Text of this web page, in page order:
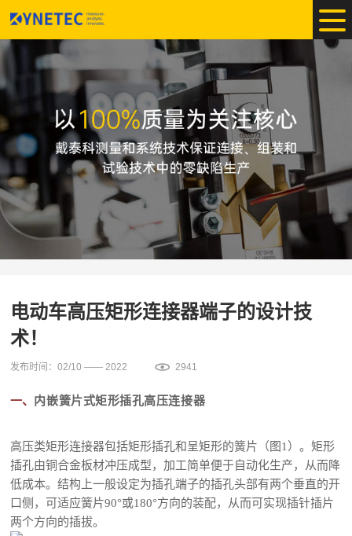
电动车高压矩形连接器端子的设计技
术！
发布时间：02/10 —— 2022 2941
一、 内嵌簧片式矩形插孔高压连接器
高压类矩形连接器包括矩形插孔和呈矩形的簧片（图1）。矩形
插孔由铜合金板材冲压成型，加工简单便于自动化生产，从而降
低成本。结构上一般设定为插孔端子的插孔头部有两个垂直的开
口侧，可适应簧片90°或180°方向的装配，从而可实现插针插片
两个方向的插拔。